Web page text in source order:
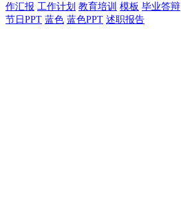
作汇报 工作计划 教育培训 模板 毕业答辩
节日PPT 蓝色 蓝色PPT 述职报告